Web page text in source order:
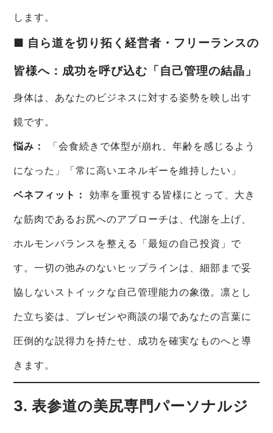
します。
■ 自ら道を切り拓く経営者・フリーランスの
皆様へ：成功を呼び込む「自己管理の結晶」
身体は、あなたのビジネスに対する姿勢を映し出す
鏡です。
悩み：
「会食続きで体型が崩れ、年齢を感じるよう
になった」「常に高いエネルギーを維持したい」
ベネフィット：
効率を重視する皆様にとって、大き
な筋肉であるお尻へのアプローチは、代謝を上げ、
ホルモンバランスを整える「最短の自己投資」で
す。一切の弛みのないヒップラインは、細部まで妥
協しないストイックな自己管理能力の象徴。凛とし
た立ち姿は、プレゼンや商談の場であなたの言葉に
圧倒的な説得力を持たせ、成功を確実なものへと導
きます。
3. 表参道の美尻専門パーソナルジ